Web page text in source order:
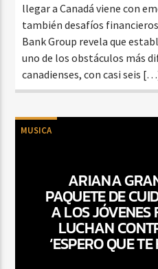
llegar a Canadá viene con
también desafíos
Bank Group revela que
uno de los obstáculos más
canadienses, con casi seis
MUSICA
ARIANA
PAQUETE DE
A LOS JÓVENES
LUCHAN
‘ESPERO QUE